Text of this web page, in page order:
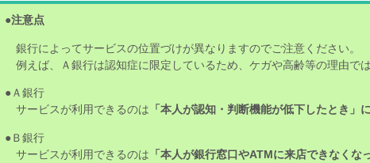
●注意点
銀行によってサービスの位置づけが異なりますのでご注意ください。
例えば、Ａ銀行は認知症に限定しているため、ケガや高齢等の理由で
●Ａ銀行
サービスが利用できるのは 「本人が認知・判断機能が低下したとき」
●Ｂ銀行
サービスが利用できるのは 「本人が銀行窓口やATMに来店できなくな